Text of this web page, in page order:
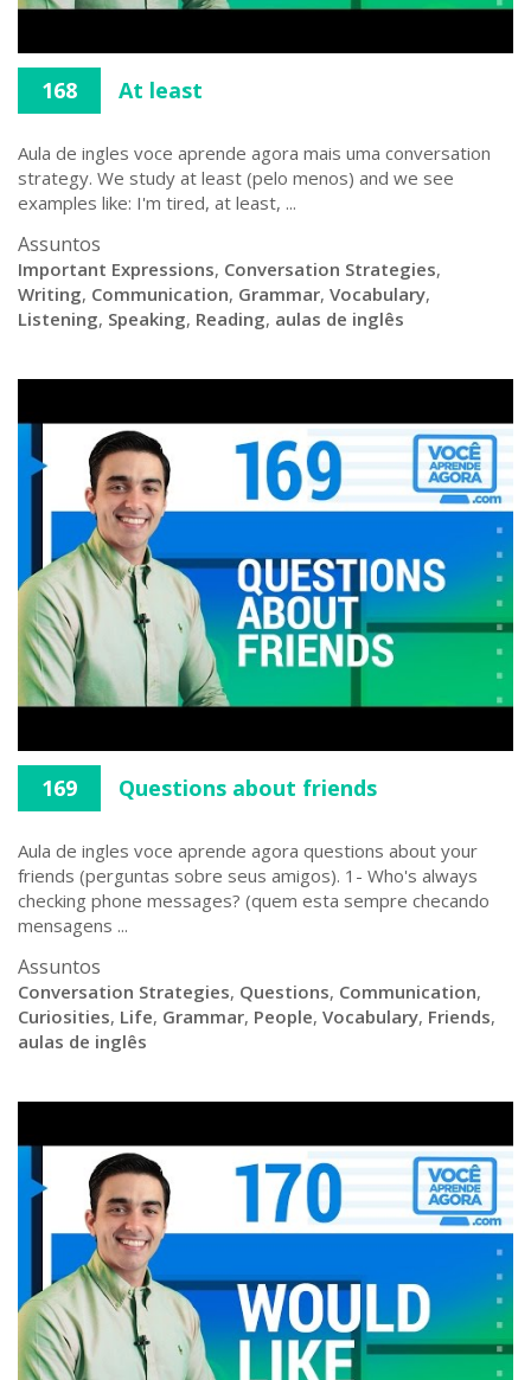
168 At least
Aula de ingles voce aprende agora mais uma conversation
strategy. We study at least (pelo menos) and we see
examples like: I'm tired, at least, ...
Assuntos
Important Expressions, Conversation Strategies,
Writing, Communication, Grammar, Vocabulary,
Listening, Speaking, Reading, aulas de inglês
169 Questions about friends
Aula de ingles voce aprende agora questions about your
friends (perguntas sobre seus amigos). 1- Who's always
checking phone messages? (quem esta sempre checando
mensagens ...
Assuntos
Conversation Strategies, Questions, Communication,
Curiosities, Life, Grammar, People, Vocabulary, Friends,
aulas de inglês